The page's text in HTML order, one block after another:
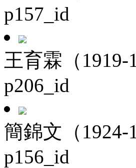
p157_id
王育霖（1919-
p206_id
簡錦文（1924-
p156_id